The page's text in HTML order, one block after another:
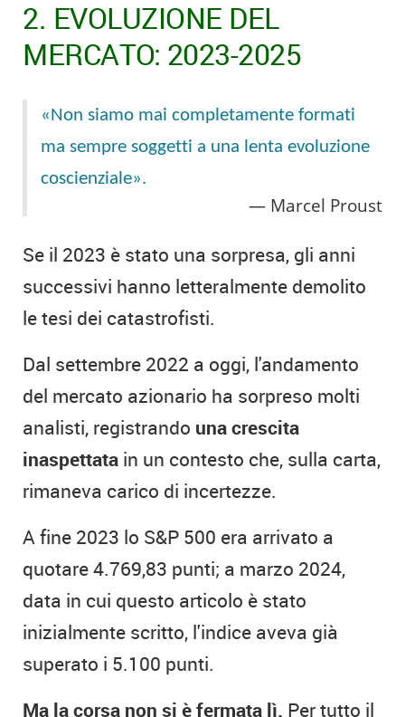
2. EVOLUZIONE DEL
MERCATO: 2023-2025
«Non siamo mai completamente formati
ma sempre soggetti a una lenta evoluzione
coscienziale».
Marcel Proust
Se il 2023 è stato una sorpresa, gli anni
successivi hanno letteralmente demolito
le tesi dei catastrofisti.
Dal settembre 2022 a oggi, l'andamento
del mercato azionario ha sorpreso molti
analisti, registrando una crescita
inaspettata in un contesto che, sulla carta,
rimaneva carico di incertezze.
A fine 2023 lo S&P 500 era arrivato a
quotare 4.769,83 punti; a marzo 2024,
data in cui questo articolo è stato
inizialmente scritto, l'indice aveva già
superato i 5.100 punti.
Ma la corsa non si è fermata lì. Per tutto il